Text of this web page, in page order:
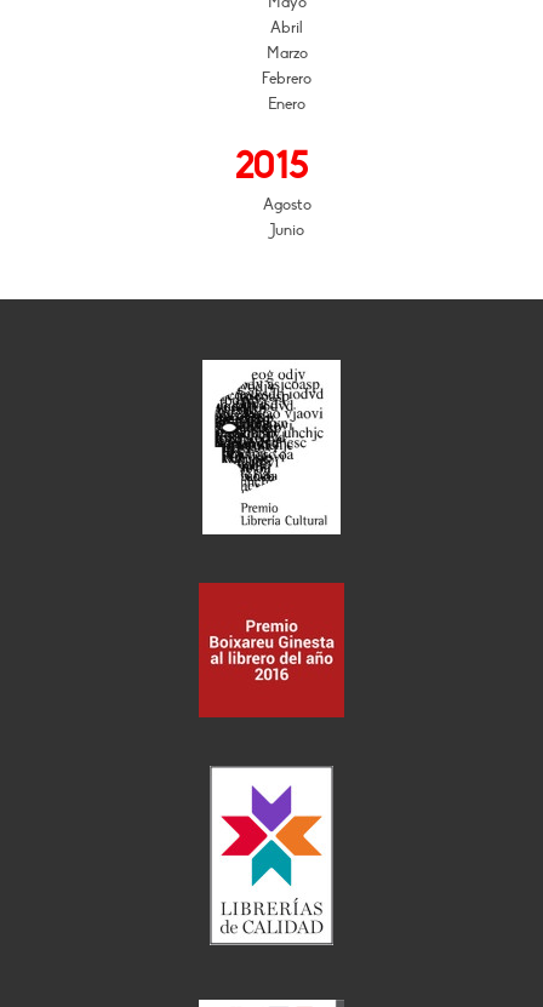
Abril
Marzo
Febrero
Enero
2015
Agosto
Junio